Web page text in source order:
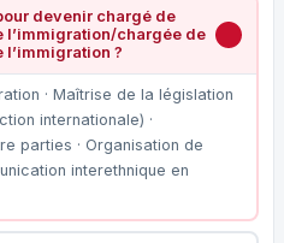
devenir chargé de
l’immigration/chargée de
l’immigration ?
· Maîtrise de la législation
internationale) ·
parties · Organisation de
interethnique en